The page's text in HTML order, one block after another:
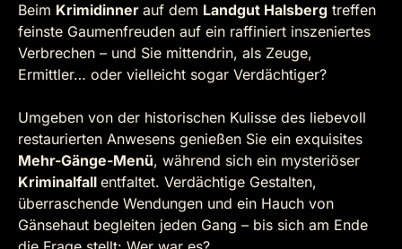
Beim Krimidinner auf dem Landgut Halsberg treffen
feinste Gaumenfreuden auf ein raffiniert inszeniertes
Verbrechen – und Sie mittendrin, als Zeuge,
Ermittler… oder vielleicht sogar Verdächtiger?
Umgeben von der historischen Kulisse des liebevoll
restaurierten Anwesens genießen Sie ein exquisites
Mehr-Gänge-Menü, während sich ein mysteriöser
Kriminalfall entfaltet. Verdächtige Gestalten,
überraschende Wendungen und ein Hauch von
Gänsehaut begleiten jeden Gang – bis sich am Ende